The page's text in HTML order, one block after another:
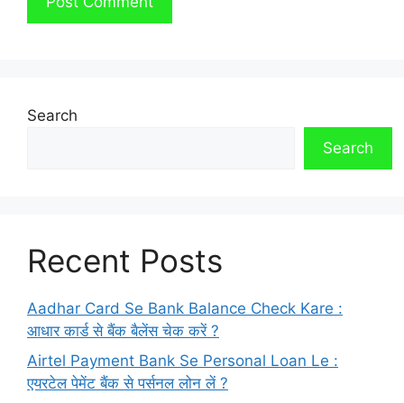
Search
Search
Recent Posts
Aadhar Card Se Bank Balance Check Kare :
आधार कार्ड से बैंक बैलेंस चेक करें ?
Airtel Payment Bank Se Personal Loan Le :
एयरटेल पेमेंट बैंक से पर्सनल लोन लें ?